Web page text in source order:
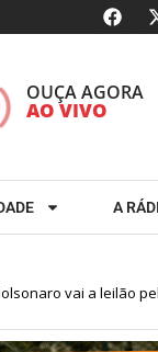
OUÇA AGORA
AO VIVO
A
vai a leilão pela